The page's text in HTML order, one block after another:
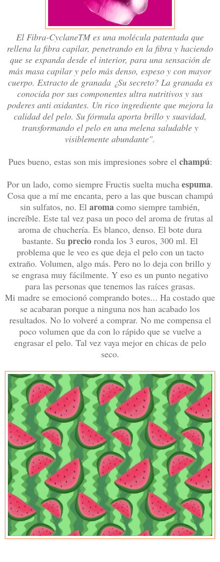
El Fibra-CyclaneTM es una molécula patentada que
rellena la fibra capilar, penetrando en la fibra y haciendo
que se expanda desde el interior, para una sensación de
más masa capilar y pelo más denso, espeso y con mayor
cuerpo. Extracto de granada ¿Su secreto? La granada es
conocida por sus componentes ultra nutritivos y sus
poderes anti oxidantes. Un rico ingrediente que mejora la
calidad del pelo. Su fórmula aporta brillo y suavidad,
transformando el pelo en una melena saludable y
visiblemente abundante".
Pues bueno, estas son mis impresiones sobre el champú:
Por un lado, como siempre Fructis suelta mucha espuma.
Cosa que a mí me encanta, pero a las que buscan champú
sin sulfatos, no. El aroma como siempre también,
increíble. Este tal vez pasa un poco del aroma de frutas al
aroma de chuchería. Es blanco, denso. El bote dura
bastante. Su precio ronda los 3 euros, 300 ml. El
problema que le veo es que deja el pelo con un tacto
extraño. Volumen, algo más. Pero no lo deja con brillo y
se engrasa muy fácilmente. Y eso es un punto negativo
para las personas que tenemos las raíces grasas.
Mi madre se emocionó comprando botes... Ha costado que
se acabaran porque a ninguna nos han acabado los
resultados. No lo volveré a comprar. No me compensa el
poco volumen que da con lo rápido que se vuelve a
engrasar el pelo. Tal vez vaya mejor en chicas de pelo
seco.